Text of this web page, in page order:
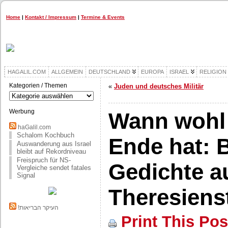
Home | Kontakt / Impressum | Termine & Events
HAGALIL.COM ALLGEMEIN DEUTSCHLAND EUROPA ISRAEL RELIGION
Kategorien / Themen
Kategorien
/
Themen
Werbung
haGalil.com
Schalom Kochbuch
Auswanderung aus Israel
bleibt auf Rekordniveau
Freispruch für NS-
Vergleiche sendet fatales
Signal
!העיקר הבריאות
« Juden und deutsches Militär
Wann
Ende hat:
Gedichte
Print This